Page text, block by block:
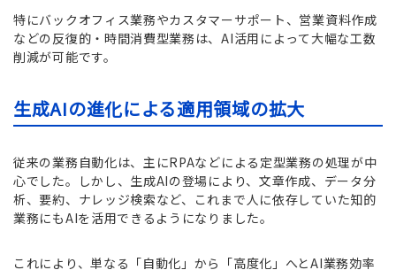
特にバックオフィス業務やカスタマーサポート、営業資料作成
などの反復的・時間消費型業務は、AI活用によって大幅な工数
削減が可能です。
生成AIの進化による適用領域の拡大
従来の業務自動化は、主にRPAなどによる定型業務の処理が中
心でした。しかし、生成AIの登場により、文章作成、データ分
析、要約、ナレッジ検索など、これまで人に依存していた知的
業務にもAIを活用できるようになりました。
これにより、単なる「自動化」から「高度化」へとAI業務効率